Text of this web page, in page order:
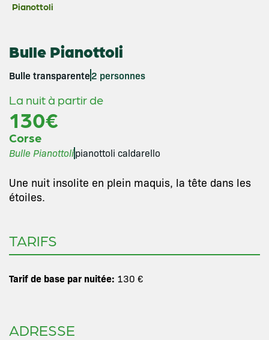
Pianottoli
Bulle Pianottoli
Bulle transparente2 personnes
La nuit à partir de
130€
Corse
Bulle Pianottolipianottoli caldarello
Une nuit insolite en plein maquis, la tête dans les
étoiles.
TARIFS
Tarif de base par nuitée: 130 €
ADRESSE